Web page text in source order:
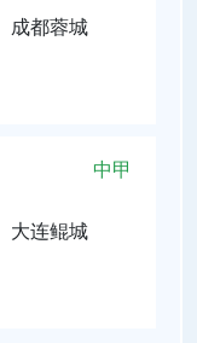
成都蓉城
中甲
大连鲲城